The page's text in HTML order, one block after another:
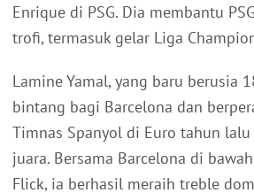
Enrique di PSG. Dia membantu
trofi, termasuk gelar Liga
Lamine Yamal, yang baru berusia
bintang bagi Barcelona dan
Timnas Spanyol di Euro tahun
juara. Bersama Barcelona di
Flick, ia berhasil meraih treble